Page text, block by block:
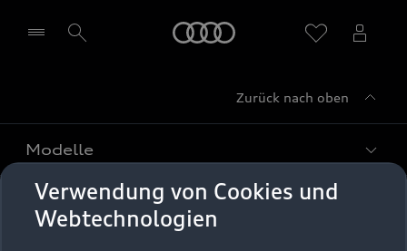
Zurück nach oben
Modelle
Alle Modelle
Kaufen & leasen
Verwendung von Cookies und
Webtechnologien